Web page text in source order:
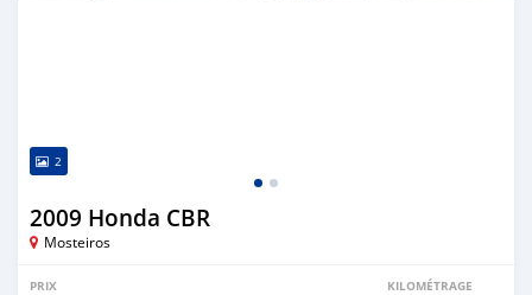
2
2009 Honda CBR
Mosteiros
PRIX KILOMÉTRAGE